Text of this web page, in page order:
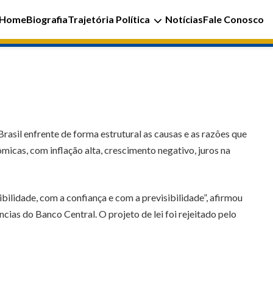
HomeBiografiaTrajetória Política NotíciasFale Conosco
enfrente de forma estrutural as causas e as razões que
com inflação alta, crescimento negativo, juros na
com a confiança e com a previsibilidade”, afirmou
do Banco Central. O projeto de lei foi rejeitado pelo